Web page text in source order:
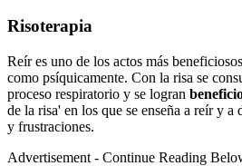
Risoterapia
Reír es uno de los actos más
como psíquicamente. Con la risa se
proceso respiratorio y se logran
de la risa' en los que se enseña a reír y a
y frustraciones.
Advertisement - Continue Reading